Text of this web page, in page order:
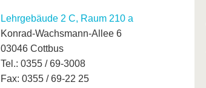
Lehrgebäude 2 C, Raum 210 a
Konrad-Wachsmann-Allee 6
03046 Cottbus
Tel.: 0355 / 69-3008
Fax: 0355 / 69-22 25